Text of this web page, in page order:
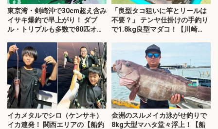
東京湾・剣崎沖で30cm超え含み
イサキ爆釣で早上がり！ ダブ
ル・トリプルも多数で80匹オー
「良型タコ狙いに竿とリールは
不要？」 テンヤ仕掛けの手釣り
で1.8kg良型マダコ！【川崎
イカメタルでシロ（ケンサキ）
イカ連発！ 関西エリアの【船釣
金洲のスルメイカ泳がせ釣りで
8kg大型マハタ堂々浮上！【船